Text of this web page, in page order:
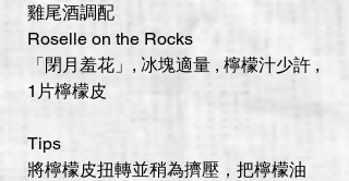
雞尾酒調配
Roselle on the Rocks
「閉月羞花」, 冰塊適量 , 檸檬汁少許 ,
1片檸檬皮
Tips
將檸檬皮扭轉並稍為擠壓，把檸檬油